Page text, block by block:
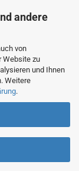
andere
von
Website zu
und Ihnen
Weitere
.